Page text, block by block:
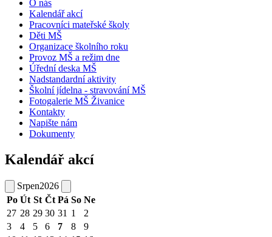
O nás
Kalendář akcí
Pracovníci mateřské školy
Děti MŠ
Organizace školního roku
Provoz MŠ a režim dne
Úřední deska MŠ
Nadstandardní aktivity
Školní jídelna - stravování MŠ
Fotogalerie MŠ Živanice
Kontakty
Napište nám
Dokumenty
Kalendář akcí
Srpen2026
Po Út St Čt Pá So Ne
27 28 29 30 31 1
2
3
4 5 6 7 8
9